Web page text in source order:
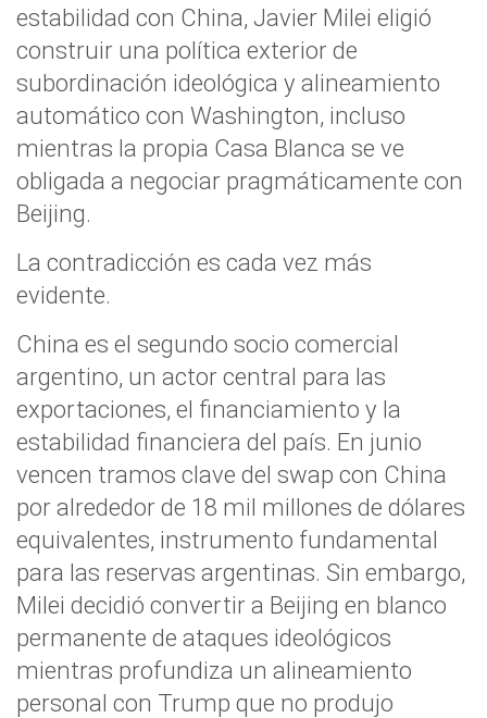
estabilidad con China, Javier Milei eligió
construir una política exterior de
subordinación ideológica y alineamiento
automático con Washington, incluso
mientras la propia Casa Blanca se ve
obligada a negociar pragmáticamente con
Beijing.
La contradicción es cada vez más
evidente.
China es el segundo socio comercial
argentino, un actor central para las
exportaciones, el financiamiento y la
estabilidad financiera del país. En junio
vencen tramos clave del swap con China
por alrededor de 18 mil millones de dólares
equivalentes, instrumento fundamental
para las reservas argentinas. Sin embargo,
Milei decidió convertir a Beijing en blanco
permanente de ataques ideológicos
mientras profundiza un alineamiento
personal con Trump que no produjo